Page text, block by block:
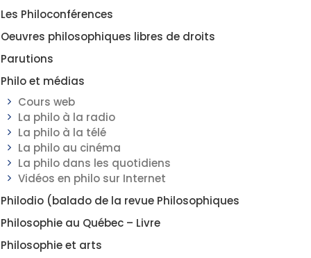
Les Philoconférences
Oeuvres philosophiques libres de droits
Parutions
Philo et médias
Cours web
La philo à la radio
La philo à la télé
La philo au cinéma
La philo dans les quotidiens
Vidéos en philo sur Internet
Philodio (balado de la revue Philosophiques
Philosophie au Québec – Livre
Philosophie et arts